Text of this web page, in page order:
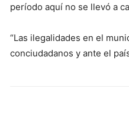
período aquí no se llevó a
“Las ilegalidades en el
conciudadanos y ante el